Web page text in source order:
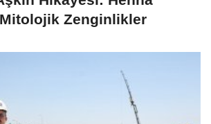
Zenginlikler